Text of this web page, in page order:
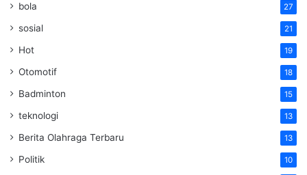
bola 27
sosial 21
Hot 19
Otomotif 18
Badminton 15
teknologi 13
Berita Olahraga Terbaru 13
Politik 10